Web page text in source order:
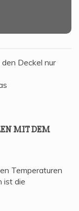
MIT DEM
Temperaturen
ist die